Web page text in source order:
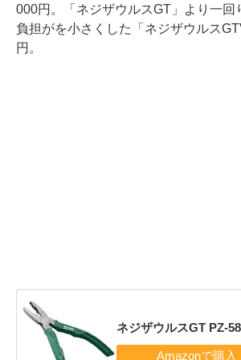
000円。「ネジザウルスGT」より一回
負担がを小さくした「ネジザウルス
円。
ネジザウルスGT PZ-58